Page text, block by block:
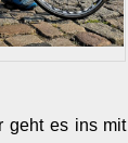
geht es ins mit